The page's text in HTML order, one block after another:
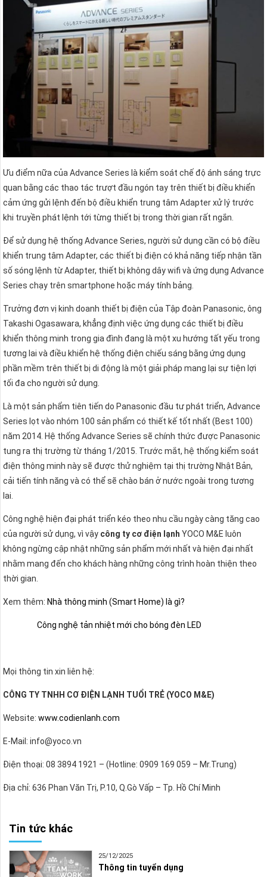
Ưu điểm nữa của Advance Series là kiểm soát chế độ ánh sáng trực
quan bằng các thao tác trượt đầu ngón tay trên thiết bị điều khiển
cảm ứng gửi lệnh đến bộ điều khiển trung tâm Adapter xử lý trước
khi truyền phát lệnh tới từng thiết bị trong thời gian rất ngắn.
Để sử dụng hệ thống Advance Series, người sử dụng cần có bộ điều
khiển trung tâm Adapter, các thiết bị điện có khả năng tiếp nhận tần
số sóng lệnh từ Adapter, thiết bị không dây wifi và ứng dụng Advance
Series chạy trên smartphone hoặc máy tính bảng.
Trưởng đơn vị kinh doanh thiết bị điện của Tập đoàn Panasonic, ông
Takashi Ogasawara, khẳng định việc ứng dụng các thiết bị điều
khiển thông minh trong gia đình đang là một xu hướng tất yếu trong
tương lai và điều khiển hệ thống điện chiếu sáng bằng ứng dụng
phần mềm trên thiết bị di động là một giải pháp mang lại sự tiện lợi
tối đa cho người sử dụng.
Là một sản phẩm tiên tiến do Panasonic đầu tư phát triển, Advance
Series lọt vào nhóm 100 sản phẩm có thiết kế tốt nhất (Best 100)
năm 2014. Hệ thống Advance Series sẽ chính thức được Panasonic
tung ra thị trường từ tháng 1/2015. Trước mắt, hệ thống kiểm soát
điện thông minh này sẽ được thử nghiệm tại thị trường Nhật Bản,
cải tiến tính năng và có thể sẽ chào bán ở nước ngoài trong tương
lai.
Công nghệ hiện đại phát triển kéo theo nhu cầu ngày càng tăng cao
của người sử dụng, vì vậy công ty cơ điện lạnh YOCO M&E luôn
không ngừng cập nhật những sản phẩm mới nhất và hiện đại nhất
nhằm mang đến cho khách hàng những công trình hoàn thiện theo
thời gian.
Xem thêm: Nhà thông minh (Smart Home) là gì?
Công nghệ tản nhiệt mới cho bóng đèn LED
Mọi thông tin xin liên hệ:
CÔNG TY TNHH CƠ ĐIỆN LẠNH TUỔI TRẺ (YOCO M&E)
Website: www.codienlanh.com
E-Mail: info@yoco.vn
Điện thoại: 08 3894 1921 – (Hotline: 0909 169 059 – Mr.Trung)
Địa chỉ: 636 Phan Văn Trị, P.10, Q.Gò Vấp – Tp. Hồ Chí Minh
Tin tức khác
25/12/2025
Thông tin tuyển dụng